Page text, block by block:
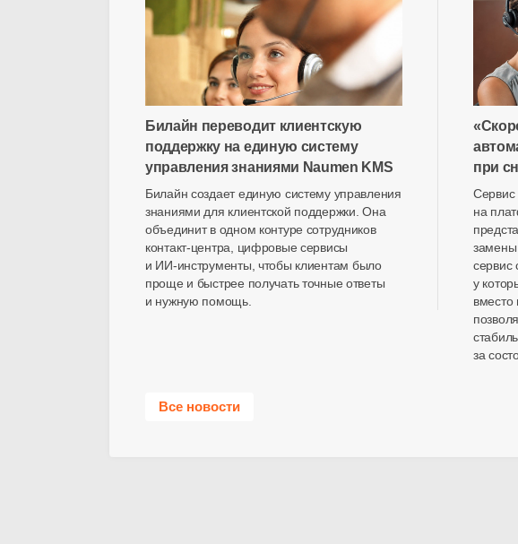
Билайн переводит клиентскую
поддержку на единую систему
управления знаниями Naumen KMS
Билайн создает единую систему управления
знаниями для клиентской поддержки. Она
объединит в одном контуре сотрудников
контакт-центра , цифровые сервисы
и ИИ-инструменты , чтобы клиентам было
проще и быстрее получать точные ответы
и нужную помощь.
при
Сервис
на
замены
сервис
у
вместо
за
Все новости